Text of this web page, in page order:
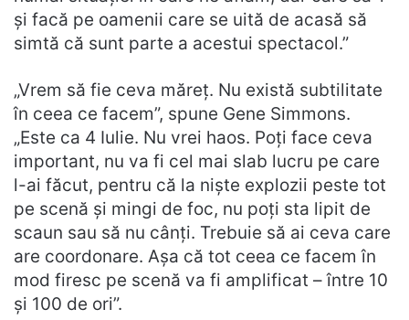
și facă pe oamenii care se uită de acasă să
simtă că sunt parte a acestui spectacol.”
„Vrem să fie ceva măreț. Nu există subtilitate
în ceea ce facem”, spune Gene Simmons.
„Este ca 4 Iulie. Nu vrei haos. Poți face ceva
important, nu va fi cel mai slab lucru pe care
l-ai făcut, pentru că la niște explozii peste tot
pe scenă și mingi de foc, nu poți sta lipit de
scaun sau să nu cânți. Trebuie să ai ceva care
are coordonare. Așa că tot ceea ce facem în
mod firesc pe scenă va fi amplificat – între 10
și 100 de ori”.